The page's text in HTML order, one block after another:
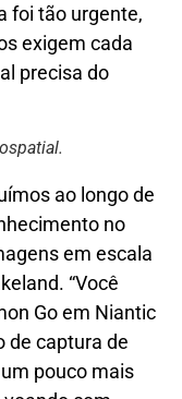
foi tão urgente,
exigem cada
precisa do
ao longo de
no
em escala
“Você
Go em Niantic
de captura de
pouco mais